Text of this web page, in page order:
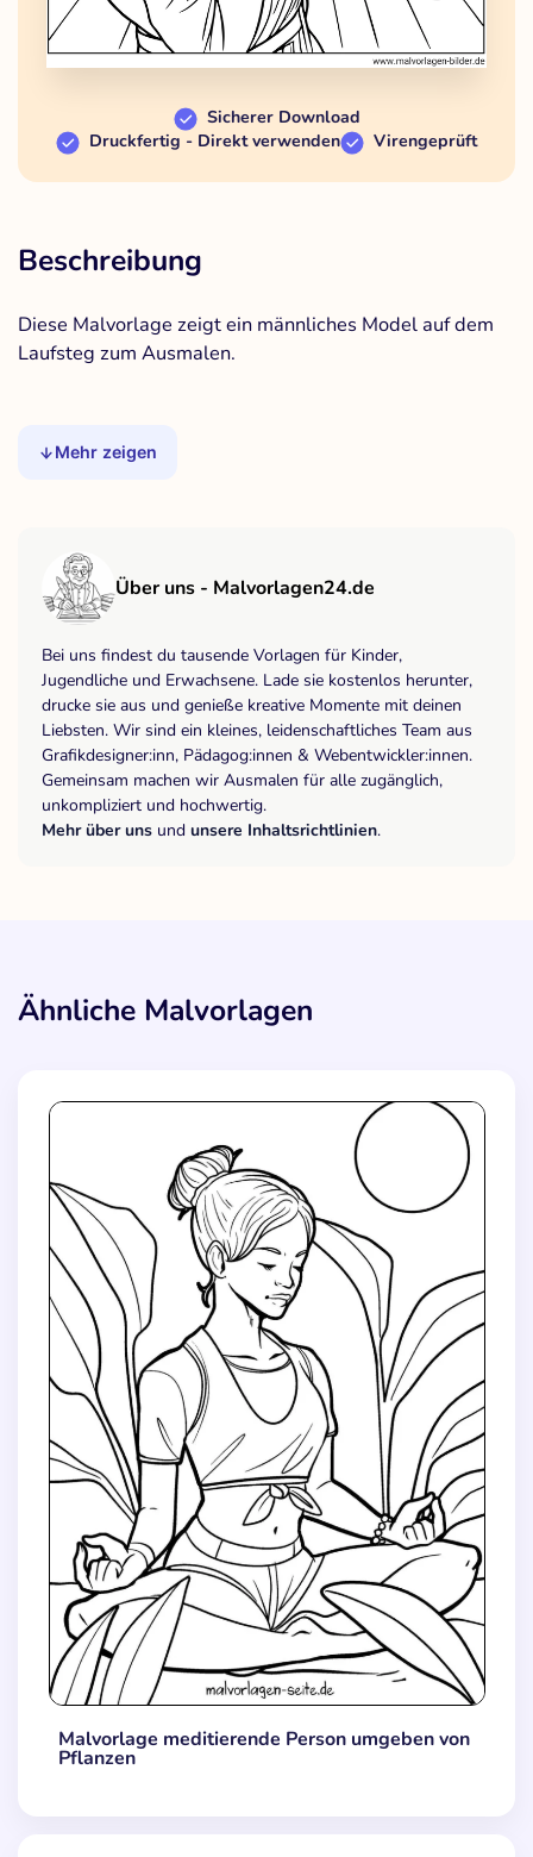
Sicherer Download
Druckfertig - Direkt verwenden
Virengeprüft
Beschreibung
Diese Malvorlage zeigt ein männliches Model auf dem
Laufsteg zum Ausmalen.
Mehr zeigen
Über uns - Malvorlagen24.de
Bei uns findest du tausende Vorlagen für Kinder,
Jugendliche und Erwachsene. Lade sie kostenlos herunter,
drucke sie aus und genieße kreative Momente mit deinen
Liebsten. Wir sind ein kleines, leidenschaftliches Team aus
Grafikdesigner:inn, Pädagog:innen & Webentwickler:innen.
Gemeinsam machen wir Ausmalen für alle zugänglich,
unkompliziert und hochwertig.
Mehr über uns und unsere Inhaltsrichtlinien.
Ähnliche Malvorlagen
Malvorlage meditierende Person umgeben von
Pflanzen